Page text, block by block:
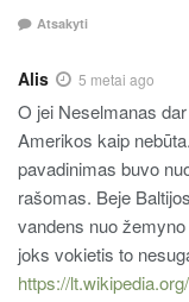
Atsakyti
Alis 5 metai ago
O jei Neselmanas
Amerikos kaip
pavadinimas buvo
rašomas. Beje
vandens nuo
joks vokietis to
https://